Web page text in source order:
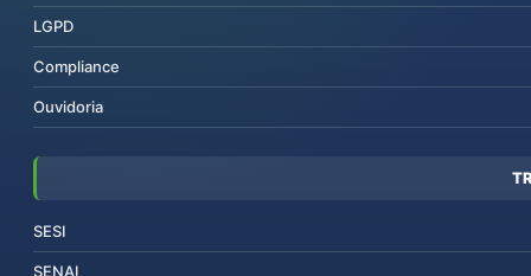
LGPD
Compliance
Ouvidoria
SESI
SENAI